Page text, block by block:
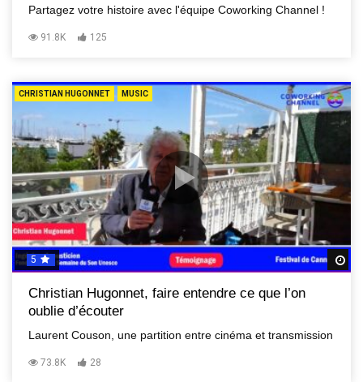
Partagez votre histoire avec l'équipe Coworking Channel !
91.8K 125
CHRISTIAN HUGONNET MUSIC
5
Christian Hugonnet, faire entendre ce que l’on
oublie d’écouter
Laurent Couson, une partition entre cinéma et transmission
73.8K 28